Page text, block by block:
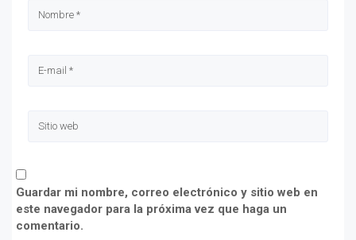
Guardar mi nombre, correo electrónico y sitio web en
este navegador para la próxima vez que haga un
comentario.